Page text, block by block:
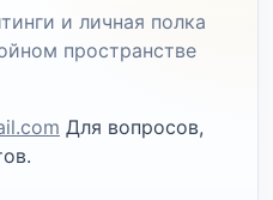
и личная полка
пространстве
Для вопросов,